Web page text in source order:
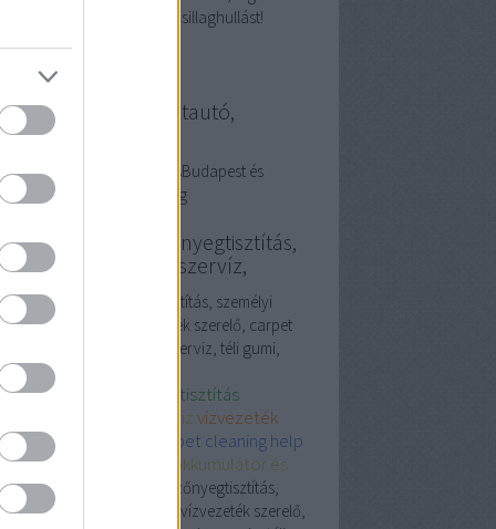
és persze a nyári csillaghullást!
használtautó,
és villanyszerelésBudapest és
Keresőmarketing
szerelő, szőnyegtisztítás,
edző, iphone szervíz,
szerelő, szőnyegtisztítás, személyi
iphone szervíz, vízvezeték szerelő, carpet
terembérlés, apple szerviz, téli gumi,
szerelő
szőnyegtisztítás
iphone szervizvízvezeték
carpet cleaning
carpet cleaning help
akkumulátor és
gumivízvezeték szerelő, szőnyegtisztítás,
edző, iphone szervíz, vízvezeték szerelő,